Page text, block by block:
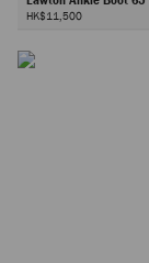
HK$11,500